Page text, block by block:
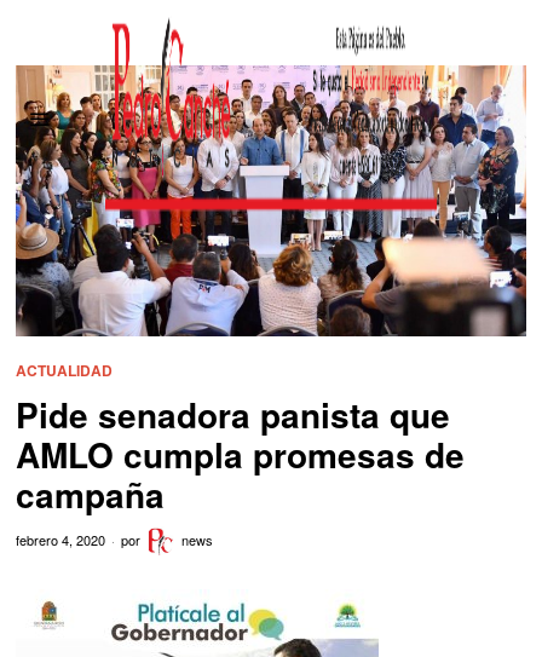
ACTUALIDAD
Pide senadora panista que
AMLO cumpla promesas de
campaña
febrero 4, 2020 por news